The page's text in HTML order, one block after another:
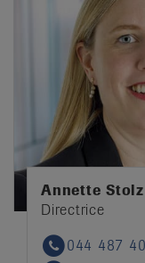
Annette Stolz
Directrice
Phone044 487